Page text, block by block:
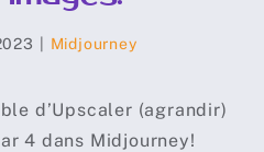
Midjourney
d’Upscaler (agrandir)
4 dans Midjourney!